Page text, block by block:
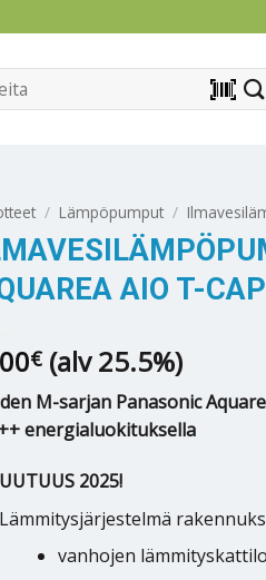
barcode_scanner
/ Lämpöpumput /
AIO T-
€ (alv 25.5%)
M-sarjan Panasonic
energialuokituksella
UUTUUS 2025!
Lämmitysjärjestelmä
vanhojen